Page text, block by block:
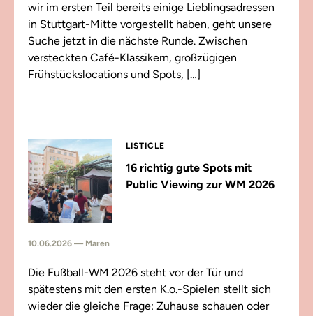
wir im ersten Teil bereits einige Lieblingsadressen
in Stuttgart-Mitte vorgestellt haben, geht unsere
Suche jetzt in die nächste Runde. Zwischen
versteckten Café-Klassikern, großzügigen
Frühstückslocations und Spots, […]
LISTICLE
16 richtig gute Spots mit
Public Viewing zur WM 2026
10.06.2026 — Maren
Die Fußball-WM 2026 steht vor der Tür und
spätestens mit den ersten K.o.-Spielen stellt sich
wieder die gleiche Frage: Zuhause schauen oder